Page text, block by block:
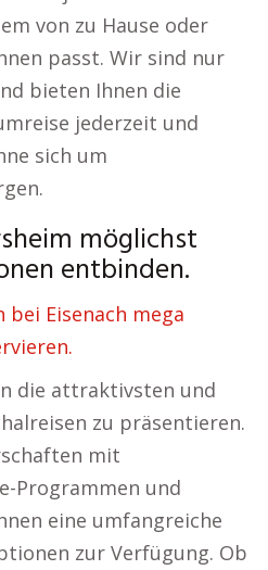
von zu Hause oder
passt. Wir sind nur
bieten Ihnen die
jederzeit und
sich um
möglichst
entbinden.
Eisenach mega
die attraktivsten und
zu präsentieren.
mit
Programmen und
eine umfangreiche
zur Verfügung. Ob